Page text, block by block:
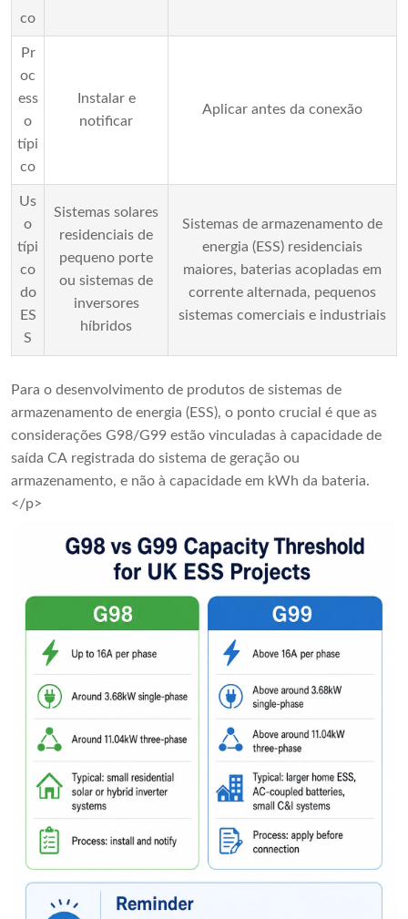
co
Pr
oc
ess
o
típi
co
Instalar e
notificar
Aplicar antes da conexão
Us
o
típi
co
do
ES
S
Sistemas solares
residenciais de
pequeno porte
ou sistemas de
inversores
híbridos
Sistemas de armazenamento de
energia (ESS) residenciais
maiores, baterias acopladas em
corrente alternada, pequenos
sistemas comerciais e industriais
Para o desenvolvimento de produtos de sistemas de
armazenamento de energia (ESS), o ponto crucial é que as
considerações G98/G99 estão vinculadas à capacidade de
saída CA registrada do sistema de geração ou
armazenamento, e não à capacidade em kWh da bateria.
</p>